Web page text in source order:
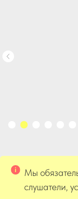
Мы
слушатели,